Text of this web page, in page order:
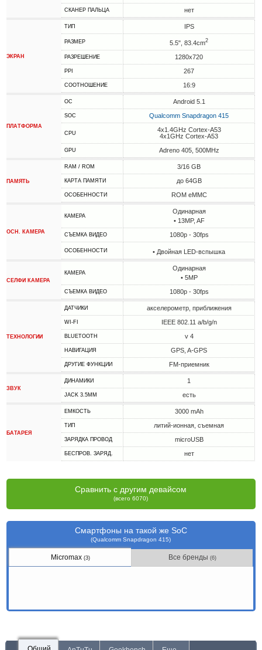
СКАНЕР ПАЛЬЦА нет
ЭКРАН
ТИП IPS
РАЗМЕР 5.5", 83.4cm2
РАЗРЕШЕНИЕ 1280x720
PPI 267
СООТНОШЕНИЕ 16:9
ПЛАТФОРМА
ОС Android 5.1
SOC Qualcomm Snapdragon 415
CPU
4x1.4GHz Cortex-A53
4x1GHz Cortex-A53
GPU Adreno 405, 500MHz
ПАМЯТЬ
RAM / ROM 3/16 GB
КАРТА ПАМЯТИ до 64GB
ОСОБЕННОСТИ ROM eMMC
ОСН. КАМЕРА
КАМЕРА
Одинарная
• 13MP, AF
СЪЕМКА ВИДЕО 1080p - 30fps
ОСОБЕННОСТИ • Двойная LED-вспышка
СЕЛФИ КАМЕРА
КАМЕРА
Одинарная
• 5MP
СЪЕМКА ВИДЕО 1080p - 30fps
ТЕХНОЛОГИИ
ДАТЧИКИ акселерометр, приближения
WI-FI IEEE 802.11 a/b/g/n
BLUETOOTH v 4
НАВИГАЦИЯ GPS, A-GPS
ДРУГИЕ ФУНКЦИИ FM-приемник
ЗВУК
ДИНАМИКИ 1
JACK 3.5MM есть
БАТАРЕЯ
ЕМКОСТЬ 3000 mAh
ТИП литий-ионная, съемная
ЗАРЯДКА ПРОВОД microUSB
БЕСПРОВ. ЗАРЯД. нет
Сравнить с другим девайсом
(всего 6070)
Смартфоны на такой же SoC
(Qualcomm Snapdragon 415)
Micromax (3) Все бренды (6)